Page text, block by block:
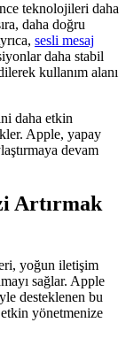
teknolojileri daha
daha doğru
sesli mesaj
daha stabil
kullanım alanı
daha etkin
Apple, yapay
devam
Artırmak
yoğun iletişim
sağlar. Apple
desteklenen bu
yönetmenize